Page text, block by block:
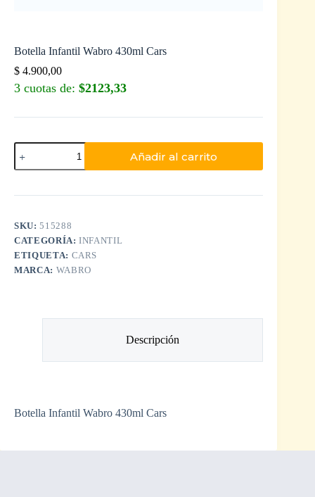
Botella Infantil Wabro 430ml Cars
$ 4.900,00
3 cuotas de: $2123,33
Añadir al carrito
SKU:515288
CATEGORÍA:INFANTIL
ETIQUETA: CARS
MARCA: WABRO
Descripción
Botella Infantil Wabro 430ml Cars